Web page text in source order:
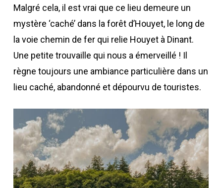
Malgré cela, il est vrai que ce lieu demeure un
mystère ‘caché’ dans la forêt d’Houyet, le long de
la voie chemin de fer qui relie Houyet à Dinant.
Une petite trouvaille qui nous a émerveillé ! Il
règne toujours une ambiance particulière dans un
lieu caché, abandonné et dépourvu de touristes.